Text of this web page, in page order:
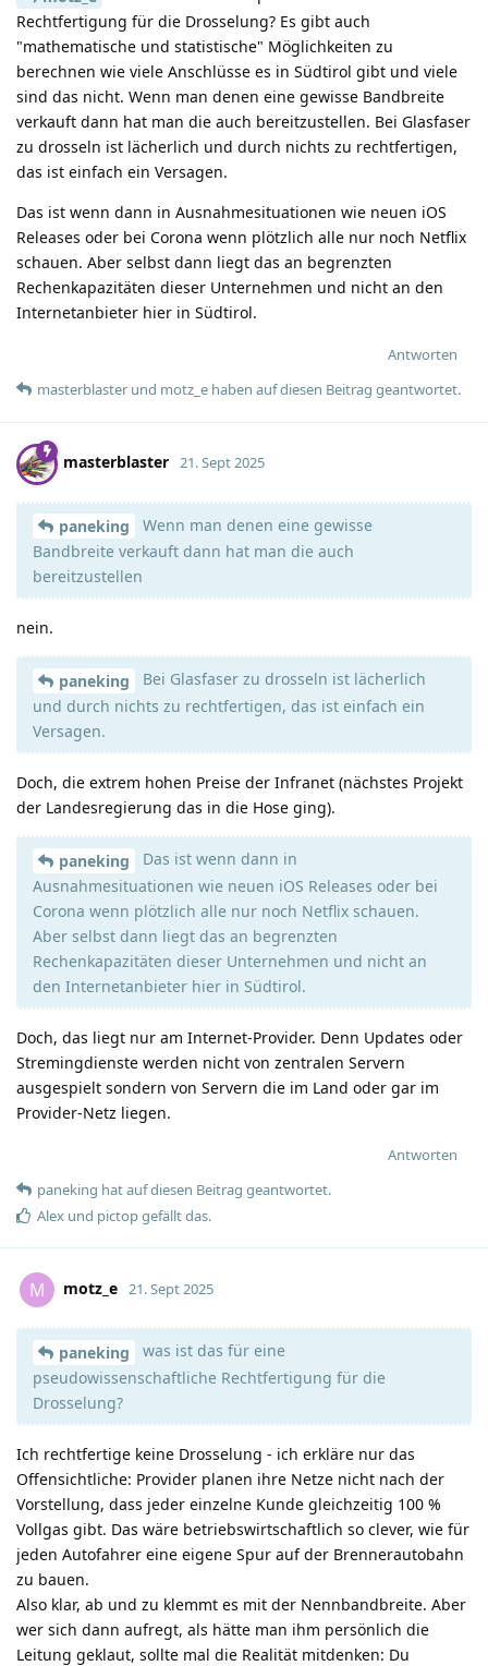
Rechtfertigung für die Drosselung? Es gibt auch
"mathematische und statistische" Möglichkeiten zu
berechnen wie viele Anschlüsse es in Südtirol gibt und viele
sind das nicht. Wenn man denen eine gewisse Bandbreite
verkauft dann hat man die auch bereitzustellen. Bei Glasfaser
zu drosseln ist lächerlich und durch nichts zu rechtfertigen,
das ist einfach ein Versagen.
Das ist wenn dann in Ausnahmesituationen wie neuen iOS
Releases oder bei Corona wenn plötzlich alle nur noch Netflix
schauen. Aber selbst dann liegt das an begrenzten
Rechenkapazitäten dieser Unternehmen und nicht an den
Internetanbieter hier in Südtirol.
Antworten
masterblaster und motz_e haben auf diesen Beitrag geantwortet.
masterblaster 21. Sept 2025
paneking
Wenn man denen eine gewisse
Bandbreite verkauft dann hat man die auch
bereitzustellen
nein.
paneking
Bei Glasfaser zu drosseln ist lächerlich
und durch nichts zu rechtfertigen, das ist einfach ein
Versagen.
Doch, die extrem hohen Preise der Infranet (nächstes Projekt
der Landesregierung das in die Hose ging).
paneking
Das ist wenn dann in
Ausnahmesituationen wie neuen iOS Releases oder bei
Corona wenn plötzlich alle nur noch Netflix schauen.
Aber selbst dann liegt das an begrenzten
Rechenkapazitäten dieser Unternehmen und nicht an
den Internetanbieter hier in Südtirol.
Doch, das liegt nur am Internet-Provider. Denn Updates oder
Stremingdienste werden nicht von zentralen Servern
ausgespielt sondern von Servern die im Land oder gar im
Provider-Netz liegen.
Antworten
paneking hatauf diesen Beitrag geantwortet.
Alex und pictopgefällt das.
M motz_e 21. Sept 2025
paneking
was ist das für eine
pseudowissenschaftliche Rechtfertigung für die
Drosselung?
Ich rechtfertige keine Drosselung - ich erkläre nur das
Offensichtliche: Provider planen ihre Netze nicht nach der
Vorstellung, dass jeder einzelne Kunde gleichzeitig 100 %
Vollgas gibt. Das wäre betriebswirtschaftlich so clever, wie für
jeden Autofahrer eine eigene Spur auf der Brennerautobahn
zu bauen.
Also klar, ab und zu klemmt es mit der Nennbandbreite. Aber
wer sich dann aufregt, als hätte man ihm persönlich die
Leitung geklaut, sollte mal die Realität mitdenken: Du